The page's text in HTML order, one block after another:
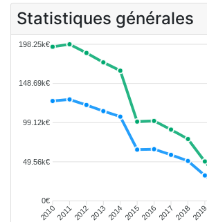
Statistiques générales
198.25k€
148.69k€
99.12k€
49.56k€
0€
2010201120122013201420152016201720182019